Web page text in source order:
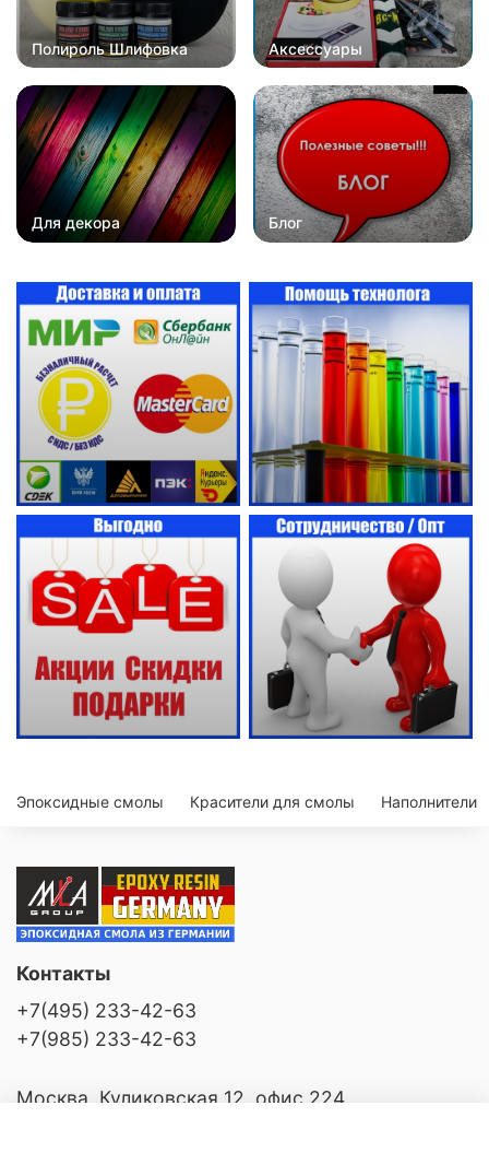
Полироль Шлифовка Аксессуары
Для декора Блог
Эпоксидные смолы Красители для смолы Наполнители
Контакты
+7(495) 233-42-63
+7(985) 233-42-63
Москва, Куликовская 12, офис 224